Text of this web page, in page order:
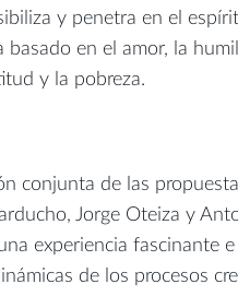
y penetra en el
basado en el amor, la
y la pobreza.
conjunta de las
Jorge Oteiza y
experiencia fascinante
de los procesos